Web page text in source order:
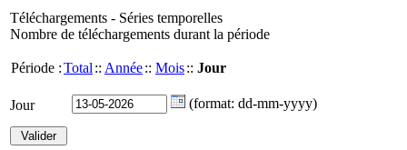
Téléchargements - Séries temporelles
Nombre de téléchargements durant la période
Période :Total :: Année:: Mois:: Jour
Jour (format: dd-mm-yyyy)